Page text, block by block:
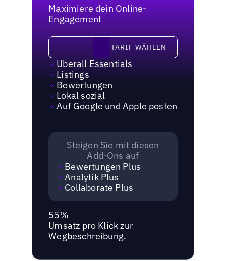
Maximiere dein Online-
Engagement
Tarif wählen
TARIF WÄHLEN
Uberall Essentials
Listings
Bewertungen
Lokal sozial
Auf Google und Apple posten
Steigen Sie mit diesen
Add-Ons auf
Bewertungen Plus
Analytik Plus
Collaborate Plus
55%
Umsatz pro Klick zur
Wegbeschreibung.